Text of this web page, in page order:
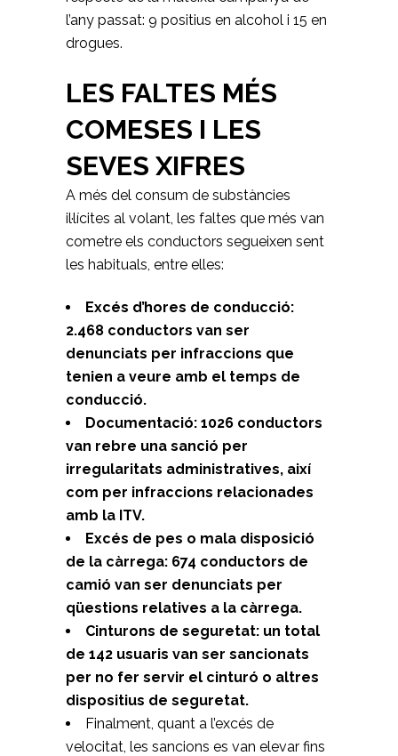
l’any passat: 9 positius en alcohol i 15 en
drogues.
LES FALTES MÉS
COMESES I LES
SEVES XIFRES
A més del consum de substàncies
il·lícites al volant, les faltes que més van
cometre els conductors segueixen sent
les habituals, entre elles:
Excés d’hores de conducció:
2.468 conductors van ser
denunciats per infraccions que
tenien a veure amb el temps de
conducció.
Documentació: 1026 conductors
van rebre una sanció per
irregularitats administratives, així
com per infraccions relacionades
amb la ITV.
Excés de pes o mala disposició
de la càrrega: 674 conductors de
camió van ser denunciats per
qüestions relatives a la càrrega.
Cinturons de seguretat: un total
de 142 usuaris van ser sancionats
per no fer servir el cinturó o altres
dispositius de seguretat.
Finalment, quant a l’excés de
velocitat, les sancions es van elevar fins